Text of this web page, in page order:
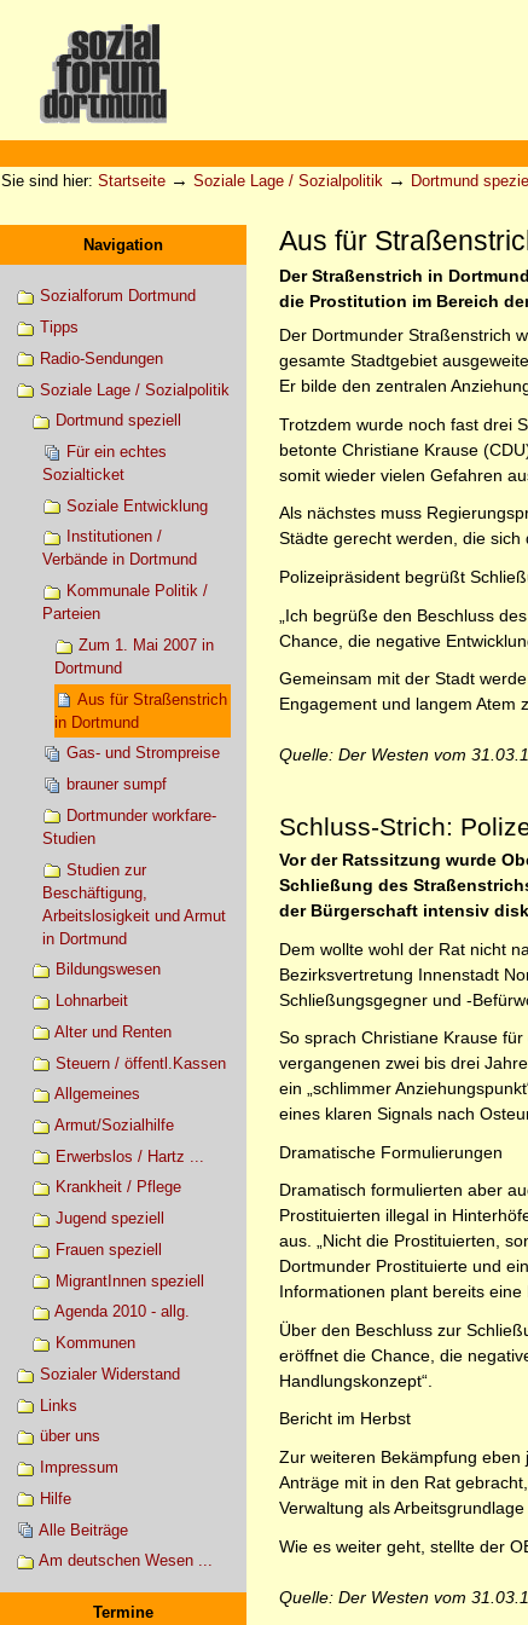
Werkzeuge
Sie sind hier: Startseite → Soziale Lage / Sozialpolitik → Dortmund
Navigation
Sozialforum Dortmund
Tipps
Radio-Sendungen
Soziale Lage / Sozialpolitik
Dortmund speziell
Für ein echtes
Sozialticket
Soziale Entwicklung
Institutionen /
Verbände in Dortmund
Kommunale Politik /
Parteien
Zum 1. Mai 2007 in
Dortmund
Aus für Straßenstrich
in Dortmund
Gas- und Strompreise
brauner sumpf
Dortmunder workfare-
Studien
Studien zur
Beschäftigung,
Arbeitslosigkeit und Armut
in Dortmund
Bildungswesen
Lohnarbeit
Alter und Renten
Steuern / öffentl.Kassen
Allgemeines
Armut/Sozialhilfe
Erwerbslos / Hartz ...
Krankheit / Pflege
Jugend speziell
Frauen speziell
MigrantInnen speziell
Agenda 2010 - allg.
Kommunen
Sozialer Widerstand
Links
über uns
Impressum
Hilfe
Alle Beiträge
Am deutschen Wesen ...
Termine
Aus für
Der Straßenstrich in
die Prostitution im Bereich
Der Dortmunder Straßenstrich
gesamte Stadtgebiet
Er bilde den zentralen
Trotzdem wurde noch fast drei
betonte Christiane Krause
somit wieder vielen Gefahren
Als nächstes muss
Städte gerecht werden, die
Polizeipräsident begrüßt
„Ich begrüße den Beschluss
Chance, die negative
Gemeinsam mit der Stadt
Engagement und langem Atem
Quelle: Der Westen vom
Schluss-Strich:
Vor der Ratssitzung wurde
Schließung des
der Bürgerschaft intensiv
Dem wollte wohl der Rat nicht
Bezirksvertretung Innenstadt
Schließungsgegner und -
So sprach Christiane Krause
vergangenen zwei bis drei
ein „schlimmer
eines klaren Signals nach
Dramatische Formulierungen
Dramatisch formulierten aber
Prostituierten illegal in
aus. „Nicht die Prostituierten,
Dortmunder Prostituierte und
Informationen plant bereits
Über den Beschluss zur
eröffnet die Chance, die
Handlungskonzept“.
Bericht im Herbst
Zur weiteren Bekämpfung eben
Anträge mit in den Rat
Verwaltung als
Wie es weiter geht, stellte der
Quelle: Der Westen vom